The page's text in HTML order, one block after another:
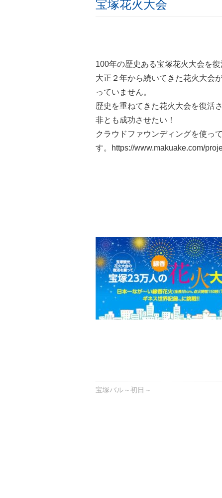
宝塚花火大会
100年の歴史ある宝塚花火大会を
大正２年から続いてきた花火大会
っていません。
歴史を重ねてきた花火大会を復活
非とも成功させたい！
クラウドファウンディングを使っ
す。
https://www.makuake.com/
宝塚バル～初日～